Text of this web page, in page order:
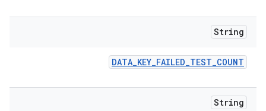
String
DATA_KEY_FAILED_TEST_COUNT
String